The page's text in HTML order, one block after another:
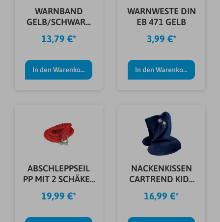
WARNBAND
GELB/SCHWARZ
50MM 66M
TYP339
13,79 €*
In den Warenkorb
WARNWESTE DIN
EB 471 GELB
3,99 €*
In den Warenkorb
ABSCHLEPPSEIL
PP MIT 2 SCHÄKEL
3,5 TO
19,99 €*
NACKENKISSEN
CARTREND KIDS
BLAU
16,99 €*